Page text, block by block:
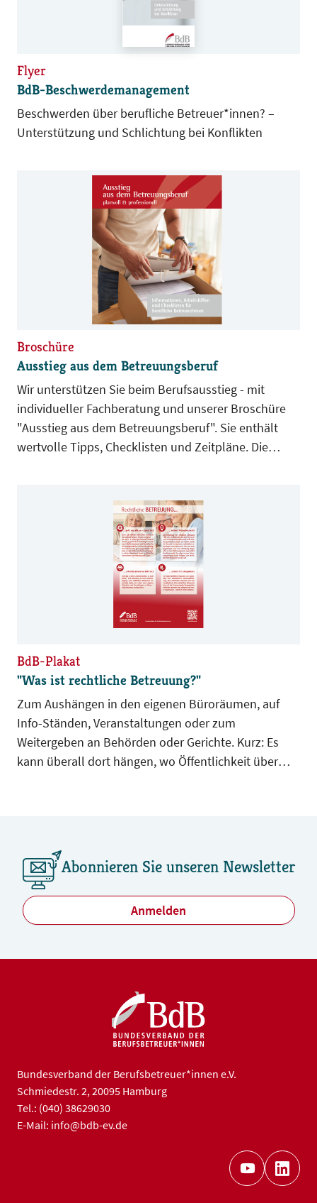
Flyer
BdB-Beschwerdemanagement
Beschwerden über berufliche Betreuer*innen? –
Unterstützung und Schlichtung bei Konflikten
Broschüre
Ausstieg aus dem Betreuungsberuf
Wir unterstützen Sie beim Berufsausstieg - mit
individueller Fachberatung und unserer Broschüre
"Ausstieg aus dem Betreuungsberuf". Sie enthält
wertvolle Tipps, Checklisten und Zeitpläne. Die
BdB-Plakat
"Was ist rechtliche Betreuung?"
Zum Aushängen in den eigenen Büroräumen, auf
Info-Ständen, Veranstaltungen oder zum
Weitergeben an Behörden oder Gerichte. Kurz: Es
kann überall dort hängen, wo Öffentlichkeit über
Abonnieren Sie unseren Newsletter
Anmelden
Bundesverband der Berufsbetreuer*innen e.V.
Schmiedestr. 2, 20095 Hamburg
Tel.: (040) 38629030
E-Mail: info@bdb-ev.de